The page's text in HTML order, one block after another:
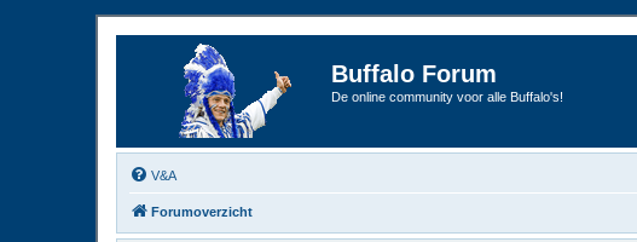
Buffalo Forum
De online community voor alle Buffalo's!
V&A
Forumoverzicht